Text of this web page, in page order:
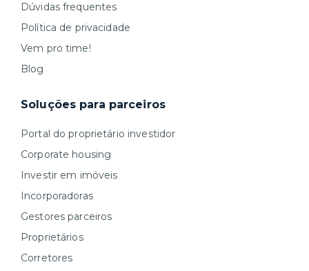
Dúvidas frequentes
Política de privacidade
Vem pro time!
Blog
Soluções para parceiros
Portal do proprietário investidor
Corporate housing
Investir em imóveis
Incorporadoras
Gestores parceiros
Proprietários
Corretores